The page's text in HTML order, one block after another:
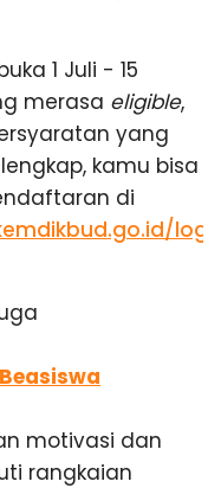
1 Juli - 15
merasa eligible,
yang
kamu bisa
di
motivasi dan
rangkaian